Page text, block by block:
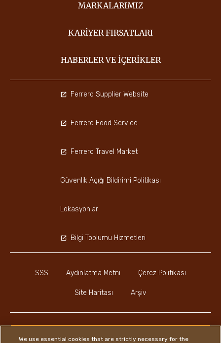
MARKALARIMIZ
KARIYER FIRSATLARI
HABERLER VE İÇERIKLER
SSS Aydınlatma Metni Çerez Politikasi
Site Haritası Arşiv
Ferrero Supplier Website
Ferrero Food Service
Ferrero Travel Market
Güvenlik Açığı Bildirimi Politikası
Lokasyonlar
Bilgi Toplumu Hizmetleri
We use essential cookies that are strictly necessary for the